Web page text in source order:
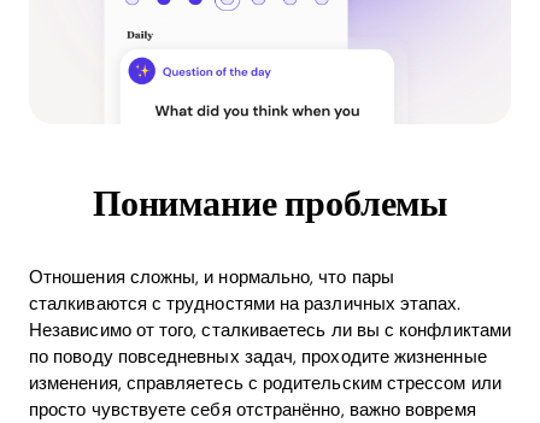
Понимание проблемы
Отношения сложны, и нормально, что пары
сталкиваются с трудностями на различных этапах.
Независимо от того, сталкиваетесь ли вы с конфликтами
по поводу повседневных задач, проходите жизненные
изменения, справляетесь с родительским стрессом или
просто чувствуете себя отстранённо, важно вовремя